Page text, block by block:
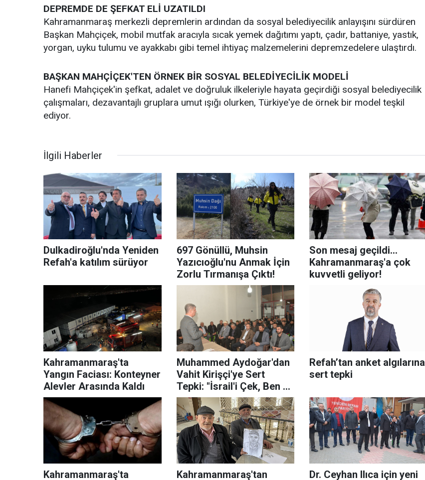
DEPREMDE DE ŞEFKAT ELİ UZATILDI
Kahramanmaraş merkezli depremlerin ardından da sosyal belediyecilik anlayışını sürdüren
Başkan Mahçiçek, mobil mutfak aracıyla sıcak yemek dağıtımı yaptı, çadır, battaniye, yastık,
yorgan, uyku tulumu ve ayakkabı gibi temel ihtiyaç malzemelerini depremzedelere ulaştırdı.
BAŞKAN MAHÇİÇEK'TEN ÖRNEK BİR SOSYAL BELEDİYECİLİK MODELİ
Hanefi Mahçiçek'in şefkat, adalet ve doğruluk ilkeleriyle hayata geçirdiği sosyal belediyecilik
çalışmaları, dezavantajlı gruplara umut ışığı olurken, Türkiye'ye de örnek bir model teşkil
ediyor.
İlgili Haberler
Dulkadiroğlu'nda Yeniden
Refah'a katılım sürüyor
697 Gönüllü, Muhsin
Yazıcıoğlu'nu Anmak İçin
Zorlu Tırmanışa Çıktı!
Son mesaj geçildi...
Kahramanmaraş'a çok
kuvvetli geliyor!
Kahramanmaraş'ta
Yangın Faciası: Konteyner
Alevler Arasında Kaldı
Muhammed Aydoğar'dan
Vahit Kirişçi'ye Sert
Tepki: "İsrail'i Çek, Ben de
Adaylıktan Çekileyim!"
Refah’tan anket algılarına
sert tepki
Kahramanmaraş'ta Kahramanmaraş'tan Dr. Ceyhan Ilıca için yeni